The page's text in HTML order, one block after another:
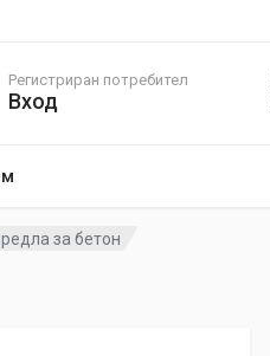
Регистриран потребител
Вход
за бетон